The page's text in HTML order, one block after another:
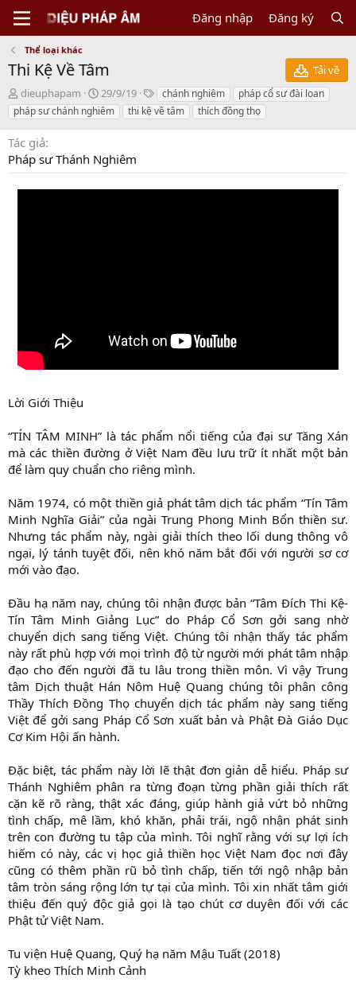
Đăng nhập Đăng ký
Thể loại khác
Thi Kệ Về Tâm
Tải về
N
g
ư
i
g
i
dieuphapam
C
r
e
i
n
29/9/19
T
a
g
chánh nghiêm
pháp cổ sư đài loan
pháp sư chánh nghiêm
thi kệ về tâm thích đồng thọ
Tác giả
Pháp sư Thánh Nghiêm
Lời Giới Thiệu
“TÍN TÂM MINH” là tác phẩm nổi tiếng của đại sư Tăng Xán
mà các thiền đường ở Việt Nam đều lưu trữ ít nhất một bản
để làm quy chuẩn cho riêng mình.
Năm 1974, có một thiền giả phát tâm dịch tác phẩm “Tín Tâm
Minh Nghĩa Giải” của ngài Trung Phong Minh Bổn thiền sư.
Nhưng tác phẩm này, ngài giải thích theo lối dung thông vô
ngại, lý tánh tuyệt đối, nên khó năm bắt đối với người sơ cơ
mới vào đạo.
Đầu hạ năm nay, chúng tôi nhận được bản “Tâm Đích Thi Kệ-
Tín Tâm Minh Giảng Lục” do Pháp Cổ Sơn gởi sang nhờ
chuyển dịch sang tiếng Việt. Chúng tôi nhận thấy tác phẩm
này rất phù hợp với mọi trình độ từ người mới phát tâm nhập
đạo cho đến người đã tu lâu trong thiền môn. Vì vậy Trung
tâm Dịch thuật Hán Nôm Huệ Quang chúng tôi phân công
Thầy Thích Đồng Thọ chuyển dịch tác phẩm này sang tiếng
Việt để gởi sang Pháp Cổ Sơn xuất bản và Phật Đà Giáo Dục
Cơ Kim Hội ấn hành.
Đặc biệt, tác phẩm này lời lẽ thật đơn giản dễ hiểu. Pháp sư
Thánh Nghiêm phân ra từng đoạn từng phần giải thích rất
cặn kẽ rõ ràng, thật xác đáng, giúp hành giả vứt bỏ những
tình chấp, mê lầm, khó khăn, phải trái, ngộ nhận phát sinh
trên con đường tu tập của mình. Tôi nghĩ rằng với sự lợi ích
hiếm có này, các vị học giả thiền học Việt Nam đọc nơi đây
cũng có thêm phần rũ bỏ tình chấp, tiến tới ngộ nhập bản
tâm tròn sáng rộng lớn tự tại của mình. Tôi xin nhất tâm giới
thiệu đến quý độc giả gọi là tạo chút cơ duyên đối với các
Phật tử Việt Nam.
Tu viện Huệ Quang, Quý hạ năm Mậu Tuất (2018)
Tỳ kheo Thích Minh Cảnh